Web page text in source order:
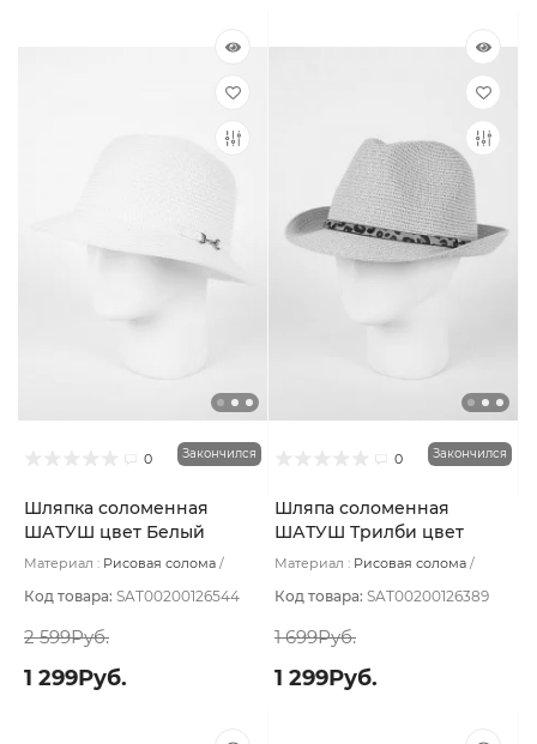
0 Закончился
Шляпка соломенная
ШАТУШ цвет Белый
размер UNI
Материал : Рисовая солома
Код товара: SAT00200126544
2 599Руб.
1 299Руб.
0 Закончился
Шляпа соломенная
ШАТУШ Трилби цвет
Бежевый светлый размер
Материал : Рисовая солома
Код товара: SAT00200126389
1 699Руб.
1 299Руб.